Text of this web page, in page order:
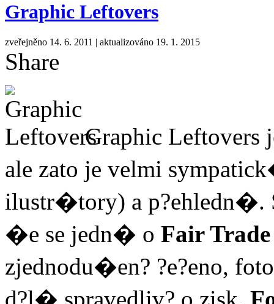
Graphic Leftovers
zveřejněno 14. 6. 2011 | aktualizováno 19. 1. 2015
Share
Graphic
ale zato je velmi
ilustr�tory) a p?ehledn�.
�e se jedn� o Fair
zjednodu�en? ?e?eno,
d?l� spravedliv? o zisk.